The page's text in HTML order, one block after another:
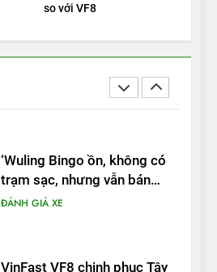
so với VF8
nêu tên 5 người vào chung
ĐÁNH GIÁ XE
‘Wuling Bingo ồn, không có
trạm sạc, nhưng vẫn bán
VinFast VF8 chinh phục Tây
Tạng: ‘Tự hào là đoàn xe